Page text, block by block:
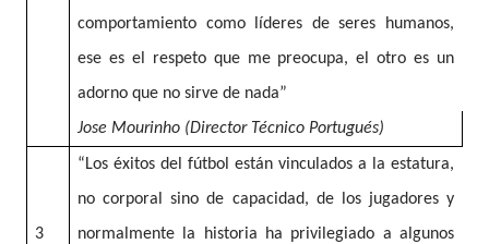
comportamiento como líderes de seres humanos,
ese es el respeto que me preocupa, el otro es un
adorno que no sirve de nada”
Jose Mourinho (Director Técnico Portugués)
3
“Los éxitos del fútbol están vinculados a la estatura,
no corporal sino de capacidad, de los jugadores y
normalmente la historia ha privilegiado a algunos